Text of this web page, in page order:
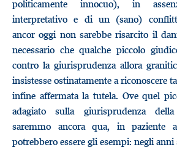
politicamente innocuo), in
interpretativo e di un (sano)
ancor oggi non sarebbe risarcito il
necessario che qualche piccolo
contro la giurisprudenza allora
insistesse ostinatamente a riconoscere
infine affermata la tutela. Ove quel
adagiato sulla giurisprudenza della
saremmo ancora qua, in paziente
potrebbero essere gli esempi: negli